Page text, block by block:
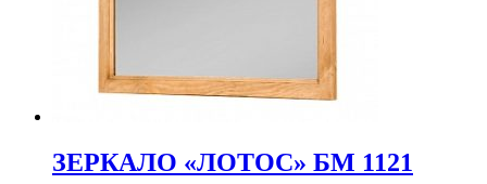
ЗЕРКАЛО «ЛОТОС» БМ 1121